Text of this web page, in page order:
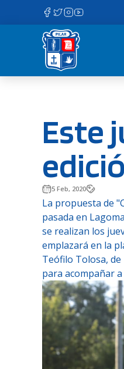
contenido
Este
5 Feb, 2020
La propuesta de
pasada en
se realizan los
emplazará en la
Teófilo Tolosa, de
para acompañar a